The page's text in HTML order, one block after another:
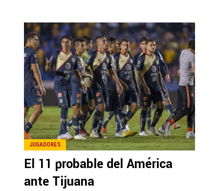
JUGADORES
El 11 probable del América
ante Tijuana